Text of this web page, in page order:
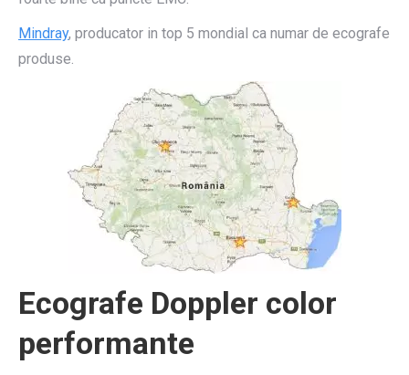
Mindray, producator in top 5 mondial ca numar de ecografe
produse.
Ecografe Doppler color
performante